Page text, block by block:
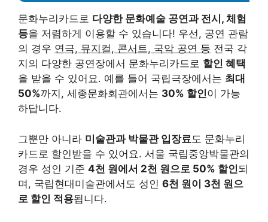
문화누리카드로 다양한 문화예술 공연과 전시, 체험
등을 저렴하게 이용할 수 있습니다! 우선, 공연 관람
의 경우 연극, 뮤지컬, 콘서트, 국악 공연 등 전국 각
지의 다양한 공연장에서 문화누리카드로 할인 혜택
을 받을 수 있어요. 예를 들어 국립극장에서는 최대
50%까지, 세종문화회관에서는 30% 할인이 가능
하답니다.
그뿐만 아니라 미술관과 박물관 입장료 도 문화누리
카드로 할인받을 수 있어요. 서울 국립중앙박물관의
경우 성인 기준 4천 원에서 2천 원으로 50% 할인되
며, 국립현대미술관에서도 성인 6천 원이 3천 원으
로 할인 적용됩니다.